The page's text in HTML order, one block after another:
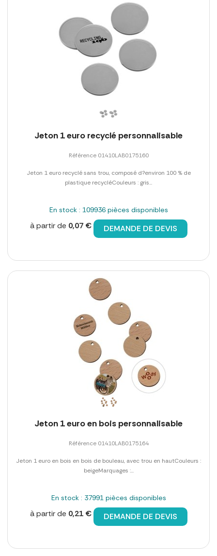
Jeton 1 euro recyclé personnalisable
Référence 01410LAB0175160
Jeton 1 euro recyclé sans trou, composé d?environ 100 % de
plastique recycléCouleurs : gris...
En stock : 109936 pièces disponibles
à partir de 0,07 € DEMANDE DE DEVIS
Jeton 1 euro en bois personnalisable
Référence 01410LAB0175164
Jeton 1 euro en bois en bois de bouleau, avec trou en hautCouleurs :
beigeMarquages :...
En stock : 37991 pièces disponibles
à partir de 0,21 € DEMANDE DE DEVIS